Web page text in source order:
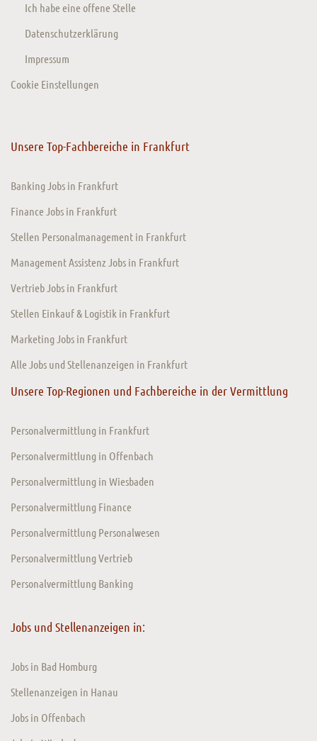
Ich habe eine offene Stelle
Datenschutzerklärung
Impressum
Cookie Einstellungen
Unsere Top-Fachbereiche in Frankfurt
Banking Jobs in Frankfurt
Finance Jobs in Frankfurt
Stellen Personalmanagement in Frankfurt
Management Assistenz Jobs in Frankfurt
Vertrieb Jobs in Frankfurt
Stellen Einkauf & Logistik in Frankfurt
Marketing Jobs in Frankfurt
Alle Jobs und Stellenanzeigen in Frankfurt
Unsere Top-Regionen und Fachbereiche in der Vermittlung
Personalvermittlung in Frankfurt
Personalvermittlung in Offenbach
Personalvermittlung in Wiesbaden
Personalvermittlung Finance
Personalvermittlung Personalwesen
Personalvermittlung Vertrieb
Personalvermittlung Banking
Jobs und Stellenanzeigen in:
Jobs in Bad Homburg
Stellenanzeigen in Hanau
Jobs in Offenbach